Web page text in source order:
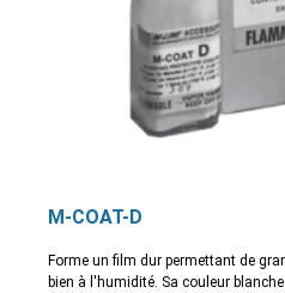
M-COAT-D
Forme un film dur permettant de
bien à l'humidité. Sa couleur